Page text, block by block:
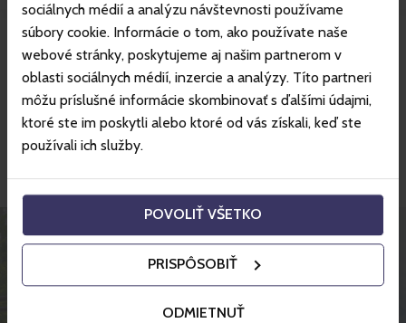
sociálnych médií a analýzu návštevnosti používame
súbory cookie. Informácie o tom, ako používate naše
webové stránky, poskytujeme aj našim partnerom v
oblasti sociálnych médií, inzercie a analýzy. Títo partneri
môžu príslušné informácie skombinovať s ďalšími údajmi,
ktoré ste im poskytli alebo ktoré od vás získali, keď ste
používali ich služby.
POVOLIŤ VŠETKO
PRISPÔSOBIŤ
ODMIETNUŤ
Viac o stredisku
Skvelé ceny hotelov s
Gopassom.